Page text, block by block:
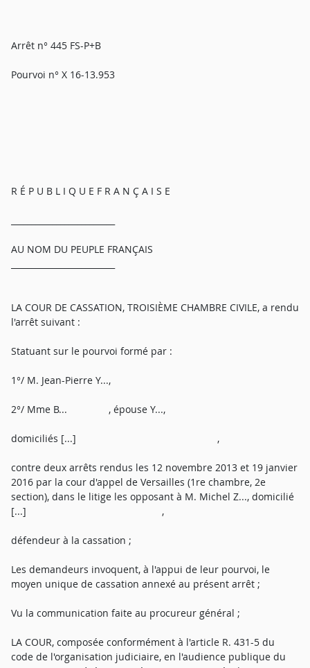
Arrêt n° 445 FS-P+B
Pourvoi n° X 16-13.953
R É P U B L I Q U E F R A N Ç A I S E
AU NOM DU PEUPLE FRANÇAIS
LA COUR DE CASSATION, TROISIÈME CHAMBRE CIVILE, a rendu
l'arrêt suivant :
Statuant sur le pourvoi formé par :
1°/ M. Jean-Pierre Y...,
2°/ Mme B... , épouse Y...,
domiciliés [...] ,
contre deux arrêts rendus les 12 novembre 2013 et 19 janvier
2016 par la cour d'appel de Versailles (1re chambre, 2e
section), dans le litige les opposant à M. Michel Z..., domicilié
[...] ,
défendeur à la cassation ;
Les demandeurs invoquent, à l'appui de leur pourvoi, le
moyen unique de cassation annexé au présent arrêt ;
Vu la communication faite au procureur général ;
LA COUR, composée conformément à l'article R. 431-5 du
code de l'organisation judiciaire, en l'audience publique du